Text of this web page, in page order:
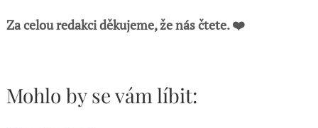
Za celou redakci děkujeme, že nás čtete. ❤️
Mohlo by se vám líbit: